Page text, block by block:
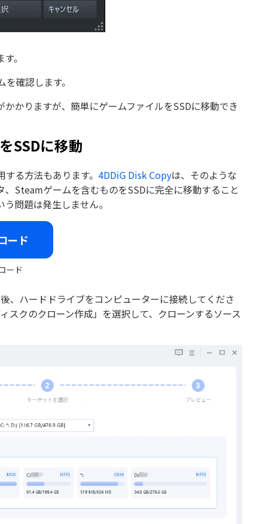
。
確認します。
かりますが、簡単にゲームファイルをSSDに移動でき
SSDに移動
る方法もあります。 4DDiG Disk Copyは、そのような
Steamゲームを含むものをSSDに完全に移動すること
問題は発生しません。
ード
ード
、ハードドライブをコンピューターに接続してくださ
スクのクローン作成」を選択して、クローンするソース